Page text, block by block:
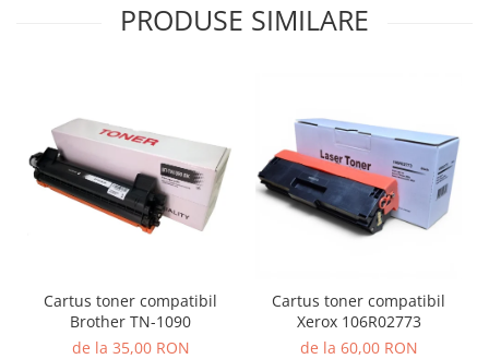
PRODUSE SIMILARE
Cartus toner compatibil
Brother TN-1090
de la 35,00 RON
Cartus toner compatibil
Xerox 106R02773
de la 60,00 RON